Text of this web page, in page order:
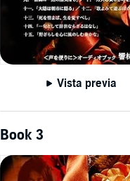
Vista previa
Book 3